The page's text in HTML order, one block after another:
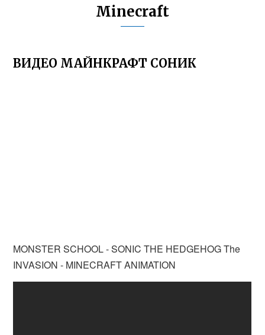
Minecraft
ВИДЕО МАЙНКРАФТ СОНИК
MONSTER SCHOOL - SONIC THE HEDGEHOG The
INVASION - MINECRAFT ANIMATION